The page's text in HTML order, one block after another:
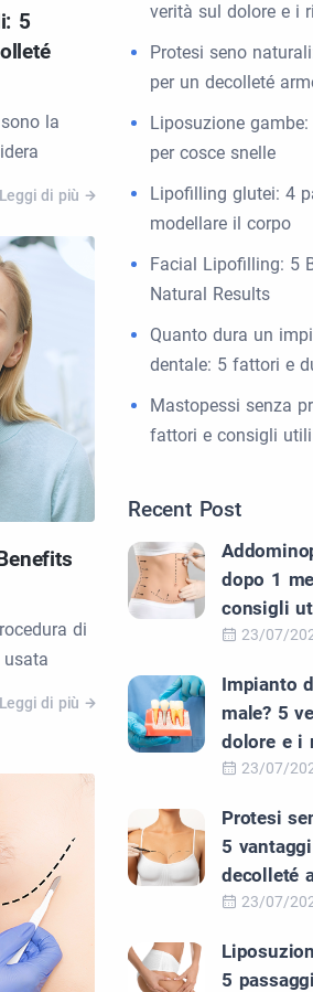
5
la
Leggi di più
di
Leggi di più
verità sul dolore e i
Protesi seno
per un decolleté
Liposuzione
per cosce snelle
Lipofilling glutei: 4
modellare il corpo
Facial Lipofilling: 5
Natural Results
Quanto dura un
dentale: 5 fattori e
Mastopessi senza
fattori e consigli utili
Recent Post
dopo 1
consigli
23/07/
Impianto
male? 5
dolore e i
23/07/
Protesi
5
decolleté
23/07/
5